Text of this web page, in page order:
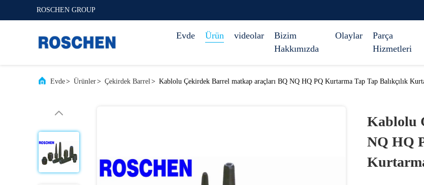
ROSCHEN GROUP
Evde Ürün videolar
Bizim
Hakkımızda
Olaylar
Parça
Hizmetleri
Evde> Ürünler> Çekirdek Barrel> Kablolu Çekirdek Barrel matkap araçları BQ NQ HQ PQ Kurtarma Tap Tap Balıkçılık
Kablolu
NQ HQ